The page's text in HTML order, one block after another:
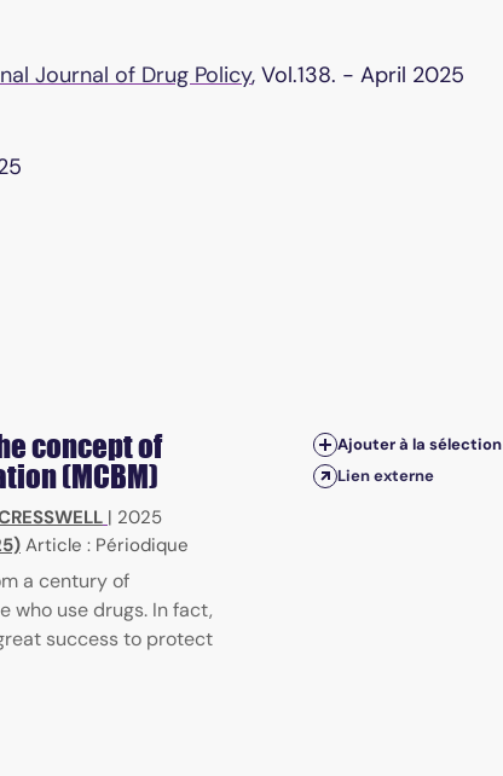
Journal of Drug Policy, Vol.138. - April 2025
concept of
(MCBM)
| 2025
Article : Périodique
a century of
use drugs. In fact,
success to protect
Ajouter à la sélection
Lien externe